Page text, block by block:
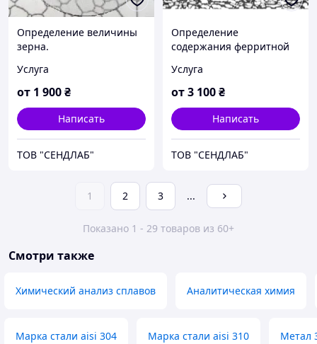
Определение величины
зерна.
контроль металлов.
Услуга
от 1 900₴
Написать
ТОВ "СЕНДЛАБ"
Определение
содержания ферритной
Металлографический
контроль металлов
Услуга
от3 100₴
Написать
ТОВ "СЕНДЛАБ"
1 2 3 ...
Показано 1 - 29 товаров из 60+
Смотри также
Химический анализ сплавов Аналитическая химия
Марка стали aisi 304 Марка стали aisi 310 Метал